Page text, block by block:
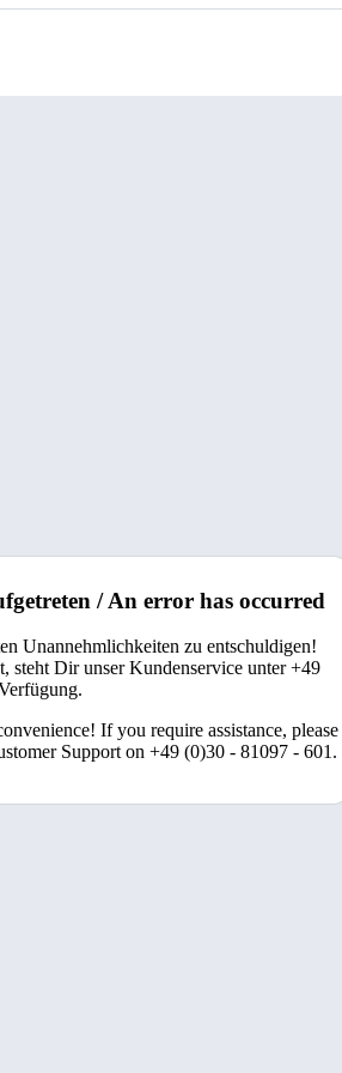
/ An error has occurred
Unannehmlichkeiten zu entschuldigen!
steht Dir unser Kundenservice unter +49
If you require assistance, please
Support on +49 (0)30 - 81097 - 601.